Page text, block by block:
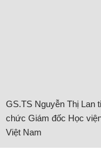
GS.TS Nguyễn Thị Lan
chức Giám đốc Học
Việt Nam